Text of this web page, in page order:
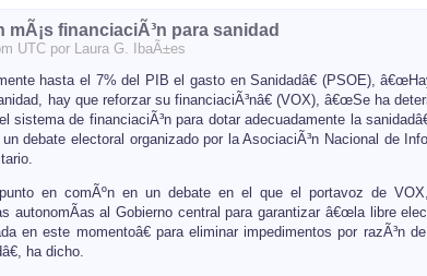
financiaciÃ³n para sanidad
UTC por Laura G. IbaÃ±es
hasta el 7% del PIB el gasto en Sanidadâ€ (PSOE),
hay que reforzar su financiaciÃ³nâ€ (VOX), â€œSe ha
sistema de financiaciÃ³n para dotar adecuadamente la
debate electoral organizado por la AsociaciÃ³n Nacional de
en comÃºn en un debate en el que el portavoz de
autonomÃ­as al Gobierno central para garantizar â€œla libre
en este momentoâ€ para eliminar impedimentos por razÃ³n
ha dicho.